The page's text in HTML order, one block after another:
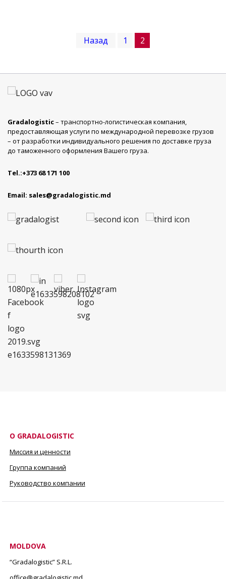
НАВИГАЦИЯ
ЗАПИСЯМ
Назад 1 2
Gradalogistic– транспортно-логистическая компания,
предоставляющая услуги по международной перевозке грузов
– от разработки индивидуального решения по доставке груза
до таможенного оформления Вашего груза.
Tel.:+373 68 171 100
Email: sales@gradalogistic.md
О GRADALOGISTIC
Миссия и ценности
Группа компаний
Руководство компании
MOLDOVA
“Gradalogistic” S.R.L.